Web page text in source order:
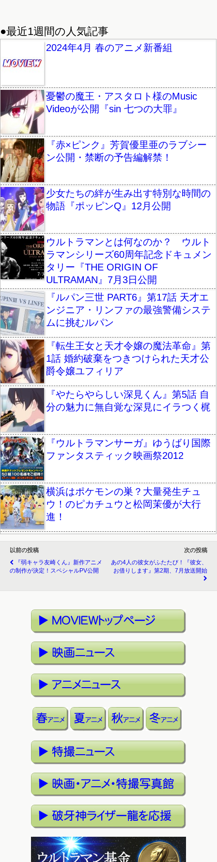
●最近1週間の人気記事
2024年4月 春のアニメ新番組
憂鬱の魔王・アスタロト様のMusic
Videoが公開『sin 七つの大罪』
『赤×ピンク』芳賀優里亜のラブシー
ン公開・禁断の予告編解禁！
少女たちの絆が生み出す特別な時間の
物語『ポッピンQ』12月公開
ウルトラマンとは何なのか？ ウルト
ラマンシリーズ60周年記念ドキュメン
タリー『THE ORIGIN OF
ULTRAMAN』7月3日公開
『ルパン三世 PART6』第17話 天才エ
ンジニア・リンファの最強警備システ
ムに挑むルパン
『転生王女と天才令嬢の魔法革命』第
1話 婚約破棄をつきつけられた天才公
爵令嬢ユフィリア
『やたらやらしい深見くん』第5話 自
分の魅力に無自覚な深見にイラつく梶
『ウルトラマンサーガ』ゆうばり国際
ファンタスティック映画祭2012
横浜はポケモンの巣？大量発生チュ
ウ！のピカチュウと松岡茉優が大行
進！
以前の投稿
『弱キャラ友崎くん』新作アニメ
の制作が決定！スペシャルPV公開
次の投稿
あの4人の彼女がふたたび！『彼女、
お借りします』第2期、7月放送開始